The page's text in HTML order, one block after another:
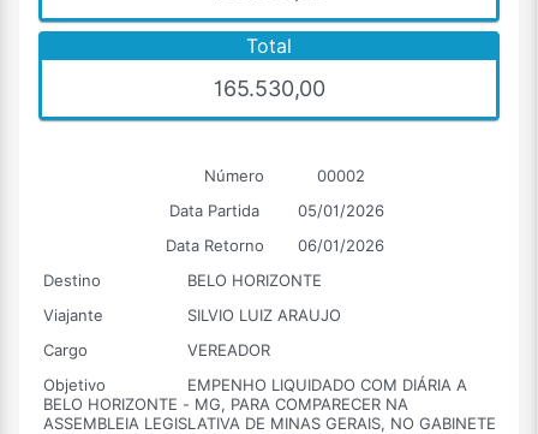
Total
165.530,00
Número
00002
Data Partida
05/01/2026
Data Retorno
06/01/2026
Destino
BELO HORIZONTE
Viajante
SILVIO LUIZ ARAUJO
Cargo
VEREADOR
Objetivo
EMPENHO LIQUIDADO COM DIÁRIA A
BELO HORIZONTE - MG, PARA COMPARECER NA
ASSEMBLEIA LEGISLATIVA DE MINAS GERAIS, NO GABINETE